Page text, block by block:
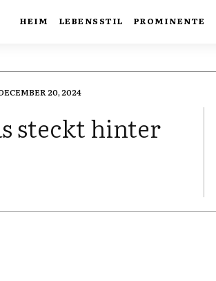
HEIM LEBENSSTIL PROMINENTE
20, 2024
steckt hinter